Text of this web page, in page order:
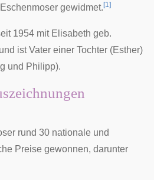
gewidmet. [1]
1954 mit Elisabeth geb.
ist Vater einer Tochter (Esther)
und Philipp).
rund 30 nationale und
Preise gewonnen, darunter